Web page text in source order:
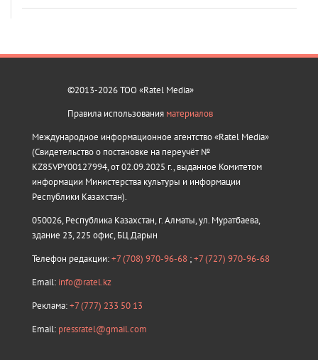
©2013-2026 ТОО «Ratel Media»
Правила использования материалов
Международное информационное агентство «Ratel Media»
(Свидетельство о постановке на переучёт №
KZ85VPY00127994, от 02.09.2025 г., выданное Комитетом
информации Министерства культуры и информации
Республики Казахстан).
050026, Республика Казахстан, г. Алматы, ул. Муратбаева,
здание 23, 225 офис, БЦ Дарын
Телефон редакции:+7 (708) 970-96-68 ;+7 (727) 970-96-68
Email: info@ratel.kz
Реклама:+7 (777) 233 50 13
Email: pressratel@gmail.com